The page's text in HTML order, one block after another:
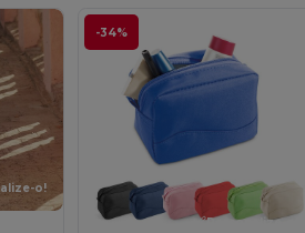
o!
-34%
Personalize-o!